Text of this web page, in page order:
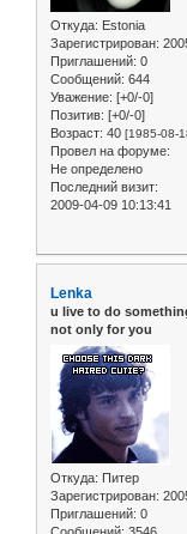
Откуда: Estonia
Зарегистрирован:
Приглашений: 0
Сообщений: 644
Уважение: [+0/-0]
Позитив: [+0/-0]
Возраст: 40 [1985-08-
Провел на форуме:
Не определено
Последний визит:
2009-04-09 10:13:41
Lenka
u live to do
not only for you
Откуда: Питер
Зарегистрирован:
Приглашений: 0